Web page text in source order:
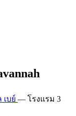
บย์ — โรงแรม 3